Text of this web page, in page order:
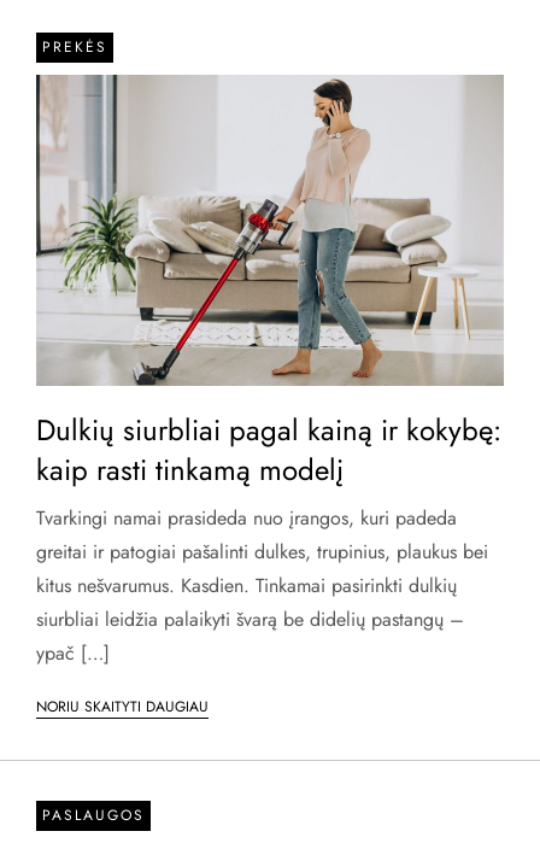
PREKĖS
Dulkių siurbliai pagal kainą ir kokybę:
kaip rasti tinkamą modelį
Tvarkingi namai prasideda nuo įrangos, kuri padeda
greitai ir patogiai pašalinti dulkes, trupinius, plaukus bei
kitus nešvarumus. Kasdien. Tinkamai pasirinkti dulkių
siurbliai leidžia palaikyti švarą be didelių pastangų –
ypač […]
NORIU SKAITYTI DAUGIAU
PASLAUGOS